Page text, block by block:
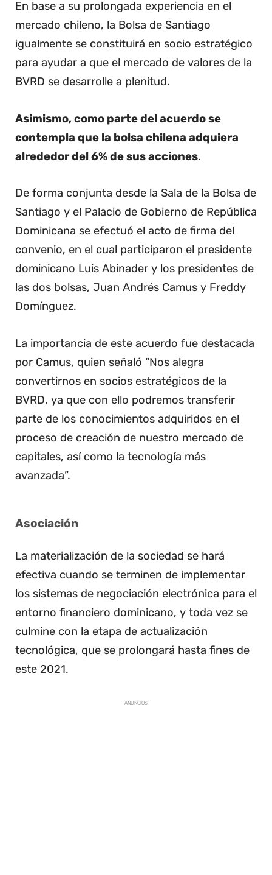
En base a su prolongada experiencia en el
mercado chileno, la Bolsa de Santiago
igualmente se constituirá en socio estratégico
para ayudar a que el mercado de valores de la
BVRD se desarrolle a plenitud.
Asimismo, como parte del acuerdo se
contempla que la bolsa chilena adquiera
alrededor del 6% de sus acciones.
De forma conjunta desde la Sala de la Bolsa de
Santiago y el Palacio de Gobierno de República
Dominicana se efectuó el acto de firma del
convenio, en el cual participaron el presidente
dominicano Luis Abinader y los presidentes de
las dos bolsas, Juan Andrés Camus y Freddy
Domínguez.
La importancia de este acuerdo fue destacada
por Camus, quien señaló “Nos alegra
convertirnos en socios estratégicos de la
BVRD, ya que con ello podremos transferir
parte de los conocimientos adquiridos en el
proceso de creación de nuestro mercado de
capitales, así como la tecnología más
avanzada”.
Asociación
La materialización de la sociedad se hará
efectiva cuando se terminen de implementar
los sistemas de negociación electrónica para el
entorno financiero dominicano, y toda vez se
culmine con la etapa de actualización
tecnológica, que se prolongará hasta fines de
este 2021.
ANUNCIOS